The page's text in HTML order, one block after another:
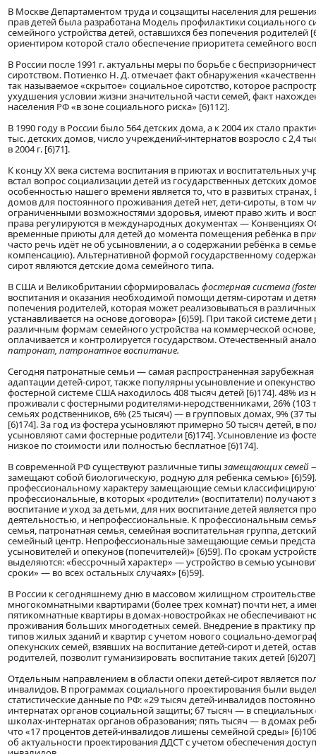
В Москве Департаментом труда и соцзащиты населения для
прав детей была разработана Модель профилактики социального
семейного устройства детей, оставшихся без попечения родителей
ориентиром которой стало обеспечение приоритета семейного
В России после 1991 г. актуальны меры по борьбе с
сиротством. Потиенко Н. Д. отмечает факт обнаружения
так называемое «скрытое» социальное сиротство, которое
ухудшения условии жизни значительной части семей, факт
населения РФ «в зоне социального риска» [6)112].
В 1990 году в России было 564 детских дома, а к 2004 их стало
тыс. детских домов, число учреждений-интернатов возросло с 2,4
в 2004 г. [6)71].
К концу ХХ века система воспитания в приютах и воспитательных
встал вопрос социализации детей из государственных детских
особенностью нашего времени является то, что в развитых
домов для постоянного проживания детей нет, дети-сироты, в том
ограниченными возможностями здоровья, имеют право жить и
права регулируются в международных документах — Конвенциях
временные приюты для детей до момента помещения ребёнка в
часто речь идёт не об усыновлении, а о содержании ребёнка в
компенсацию). Альтернативной формой государственному
сирот являются детские дома семейного типа.
В США и Великобритании сформировалась фостерная система
воспитания и оказания необходимой помощи детям-сиротам и
попечения родителей, которая может реализовываться в
устанавливается на основе договора» [6)59]. При такой системе
различным формам семейного устройства на коммерческой
оплачивается и контролируется государством. Отечественный
патронат, патронатное воспитание.
Сегодня патронатные семьи — самая распространенная
адаптации детей-сирот, также популярны усыновление и
фостерной системе США находилось 408 тысяч детей [6)174]. 48% из
проживали с фостерными родителями-неродственниками, 26%
семьях родственников, 6% (25 тысяч) — в групповых домах, 9% (37
[6)174]. За год из фостера усыновляют примерно 50 тысяч детей, в
усыновляют сами фостерные родители [6)174]. Усыновление из
низкое по стоимости или полностью бесплатное [6)174].
В современной РФ существуют различные типы замещающих семей
замещают собой биологическую, родную для ребенка семью»
профессиональному характеру замещающие семьи
профессиональные, в которых «родители» (воспитатели) получают
воспитание и уход за детьми, для них воспитание детей является
деятельностью, и непрофессиональные. К профессиональным
семья, патронатная семья, семейная воспитательная группа,
семейный центр. Непрофессиональные замещающие семьи
усыновителей и опекунов (попечителей)» [6)59]. По срокам
выделяются: «бессрочный характер» — устройство в семью
сроки» — во всех остальных случаях» [6)59].
В России к сегодняшнему дню в массовом жилищном строительстве
многокомнатными квартирами (более трех комнат) почти нет, а
пятикомнатные квартиры в домах-новостройках не обеспечивают
проживания больших многодетных семей. Внедрение в практику
типов жилых зданий и квартир с учетом нового социально-
опекунских семей, взявших на воспитание детей-сирот и детей,
родителей, позволит гуманизировать воспитание таких детей
Отдельным направлением в области опеки детей-сирот является
инвалидов. В программах социального проектирования были
статистические данные по РФ: «29 тысяч детей-инвалидов
интернатах органов социальной защиты; 67 тысяч — в
школах-интернатах органов образования; пять тысяч — в домах
что «17 процентов детей-инвалидов лишены семейной среды»
об актуальности проектирования ДДСТ с учетом обеспечения